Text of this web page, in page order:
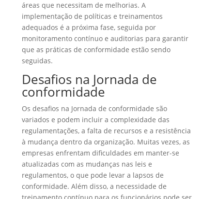
áreas que necessitam de melhorias. A
implementação de políticas e treinamentos
adequados é a próxima fase, seguida por
monitoramento contínuo e auditorias para garantir
que as práticas de conformidade estão sendo
seguidas.
Desafios na Jornada de
conformidade
Os desafios na Jornada de conformidade são
variados e podem incluir a complexidade das
regulamentações, a falta de recursos e a resistência
à mudança dentro da organização. Muitas vezes, as
empresas enfrentam dificuldades em manter-se
atualizadas com as mudanças nas leis e
regulamentos, o que pode levar a lapsos de
conformidade. Além disso, a necessidade de